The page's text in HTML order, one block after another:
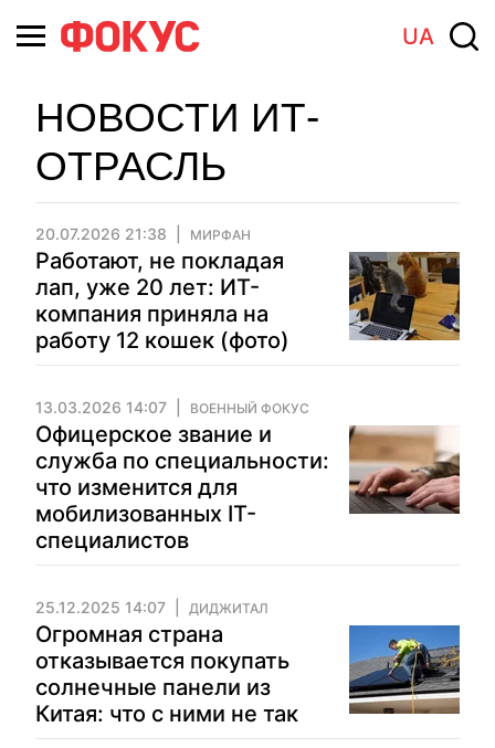
UA
НОВОСТИ ИТ-
ОТРАСЛЬ
20.07.2026 21:38 МИРФАН
Работают, не покладая
лап, уже 20 лет: ИТ-
компания приняла на
работу 12 кошек (фото)
13.03.2026 14:07 ВОЕННЫЙ ФОКУС
Офицерское звание и
служба по специальности:
что изменится для
мобилизованных IT-
специалистов
25.12.2025 14:07 ДИДЖИТАЛ
Огромная страна
отказывается покупать
солнечные панели из
Китая: что с ними не так